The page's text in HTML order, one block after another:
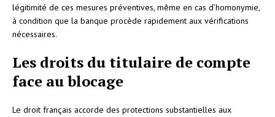
légitimité de ces mesures préventives, même en cas d’homonymie,
à condition que la banque procède rapidement aux vérifications
nécessaires.
Les droits du titulaire de compte
face au blocage
Le droit français accorde des protections substantielles aux